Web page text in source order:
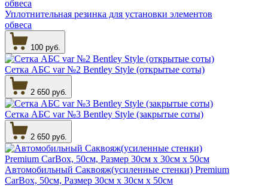
Уплотнительная резинка для установки элементов
обвеса
100 руб.
Сетка АБС var №2 Bentley Style (открытые соты)
2 650 руб.
Сетка АБС var №3 Bentley Style (закрытые соты)
2 650 руб.
Автомобильный Саквояж(усиленные стенки) Premium
CarBox, 50см, Размер 30см х 30см х 50см